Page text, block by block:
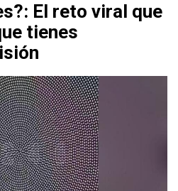
El reto viral que
tienes